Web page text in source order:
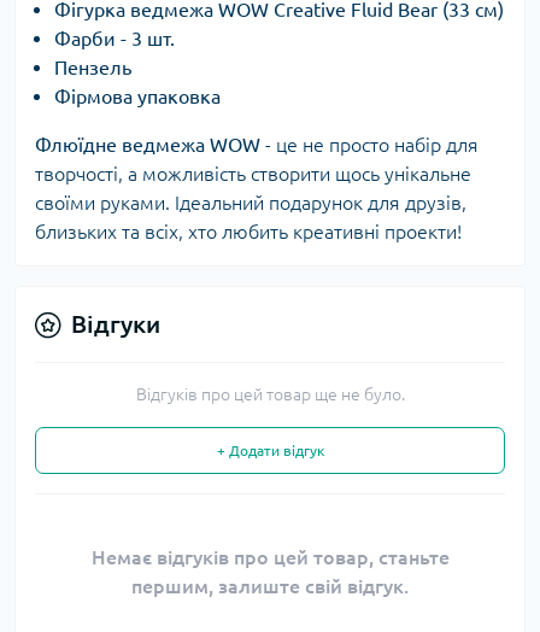
Фігурка ведмежа WOW Creative Fluid Bear (33 см)
Фарби - 3 шт.
Пензель
Фірмова упаковка
Флюїдне ведмежа WOW - це не просто набір для
творчості, а можливість створити щось унікальне
своїми руками. Ідеальний подарунок для друзів,
близьких та всіх, хто любить креативні проекти!
Відгуки
Відгуків про цей товар ще не було.
+ Додати відгук
Немає відгуків про цей товар, станьте
першим, залиште свій відгук.